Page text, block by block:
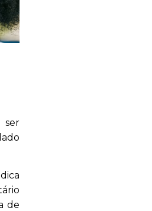
ser
de